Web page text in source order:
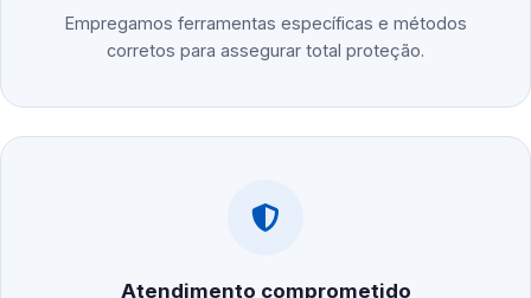
Empregamos ferramentas específicas e métodos
corretos para assegurar total proteção.
Atendimento comprometido